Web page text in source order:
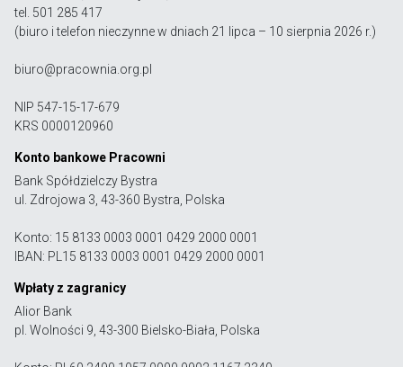
tel. 501 285 417
(biuro i telefon nieczynne w dniach 21 lipca – 10 sierpnia 2026 r.)
biuro@pracownia.org.pl
NIP 547-15-17-679
KRS 0000120960
Konto bankowe Pracowni
Bank Spółdzielczy Bystra
ul. Zdrojowa 3, 43-360 Bystra, Polska
Konto: 15 8133 0003 0001 0429 2000 0001
IBAN: PL15 8133 0003 0001 0429 2000 0001
Wpłaty z zagranicy
Alior Bank
pl. Wolności 9, 43-300 Bielsko-Biała, Polska